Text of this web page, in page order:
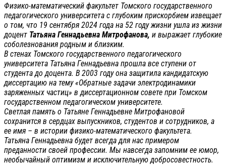
Физико-математический факультет Томского государственного
педагогического университета с глубоким прискорбием извещает
о том, что 19 сентября 2024 года на 52 году жизни ушла из жизни
доцент Татьяна Геннадьевна Митрофанова, и выражает глубокие
соболезнования родным и близким.
В стенах Томского государственного педагогического
университета Татьяна Геннадьевна прошла все ступени от
студента до доцента. В 2003 году она защитила кандидатскую
диссертацию на тему «Обратные задачи электродинамики
заряженных частиц» в диссертационном совете при Томском
государственном педагогическом университете.
Светлая память о Татьяне Геннадьевне Митрофановой
сохранится в сердцах выпускников, студентов и сотрудников, а
ее имя – в истории физико-математического факультета.
Татьяна Геннадьевна будет всегда для нас примером
преданности своей профессии. Мы навсегда запомним ее юмор,
необычайный оптимизм и исключительную добросовестность.